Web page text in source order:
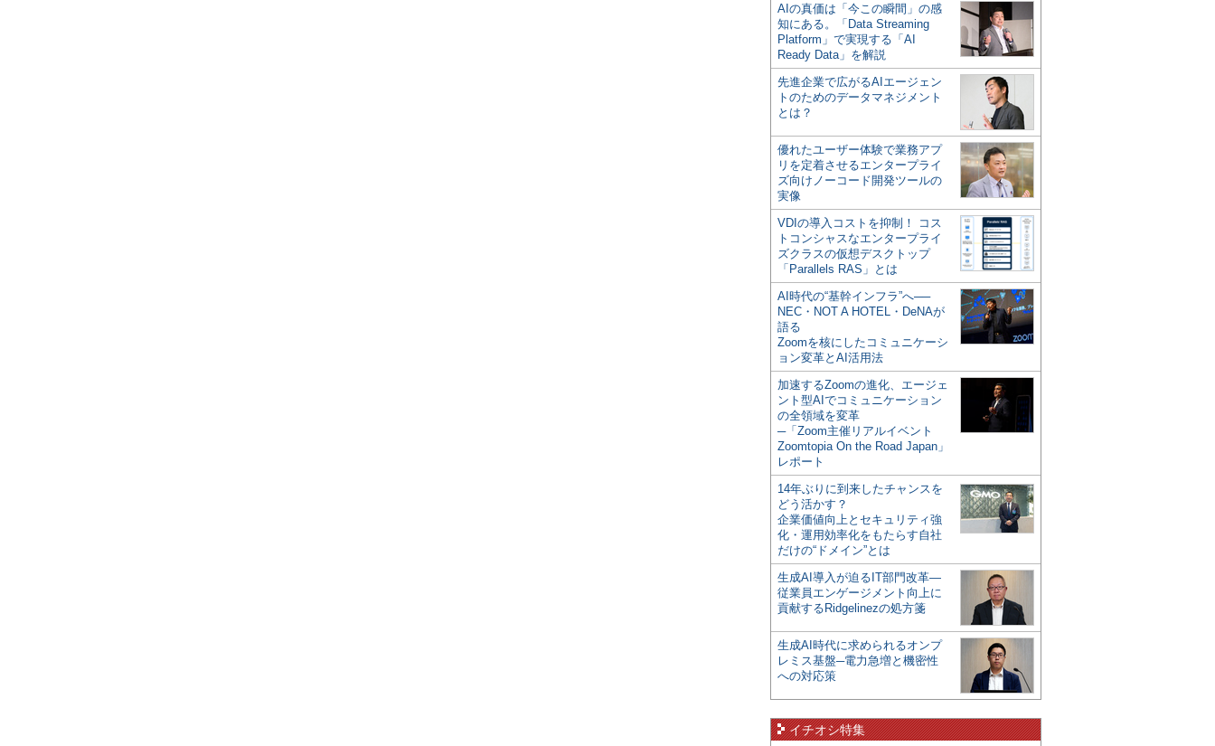
AIの真価は「今この瞬間」の感
知にある。「Data Streaming
Platform」で実現する「AI
Ready Data」を解説
先進企業で広がるAIエージェン
トのためのデータマネジメント
とは？
優れたユーザー体験で業務アプ
リを定着させるエンタープライ
ズ向けノーコード開発ツールの
実像
VDIの導入コストを抑制！ コス
トコンシャスなエンタープライ
ズクラスの仮想デスクトップ
「Parallels RAS」とは
AI時代の“基幹インフラ”へ──
NEC・NOT A HOTEL・DeNAが
語る
Zoomを核にしたコミュニケーシ
ョン変革とAI活用法
加速するZoomの進化、エージェ
ント型AIでコミュニケーション
の全領域を変革
─「Zoom主催リアルイベント
Zoomtopia On the Road Japan」
レポート
14年ぶりに到来したチャンスを
どう活かす？
企業価値向上とセキュリティ強
化・運用効率化をもたらす自社
だけの“ドメイン”とは
生成AI導入が迫るIT部門改革―
従業員エンゲージメント向上に
貢献するRidgelinezの処方箋
生成AI時代に求められるオンプ
レミス基盤─電力急増と機密性
への対応策
イチオシ特集